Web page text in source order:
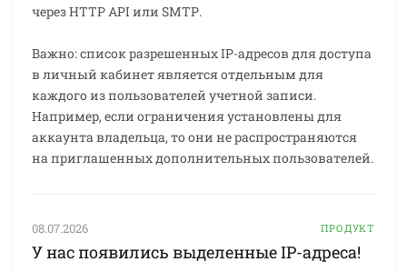
через HTTP API или SMTP.
Важно: список разрешенных IP-адресов для доступа
в личный кабинет является отдельным для
каждого из пользователей учетной записи.
Например, если ограничения установлены для
аккаунта владельца, то они не распространяются
на приглашенных дополнительных пользователей.
08.07.2026 ПРОДУКТ
У нас появились выделенные IP-адреса!